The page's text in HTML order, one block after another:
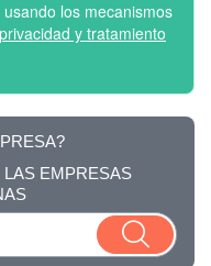
los mecanismos
y tratamiento
EMPRESAS